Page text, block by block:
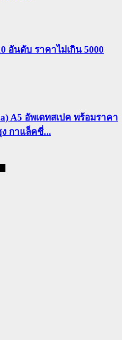
อันดับ ราคาไม่เกิน 5000
A5 อัพเดทสเปค พร้อมราคา
กาแล็คซี่...